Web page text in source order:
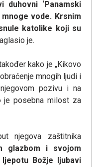
‘Panamski
vode. Krsnim
katolike koji su
je.
kako je „Kikovo
mnogih ljudi i
pozivu i na
je posebna milost za
njegova zaštitnika
glazbom i svojom
Božje ljubavi